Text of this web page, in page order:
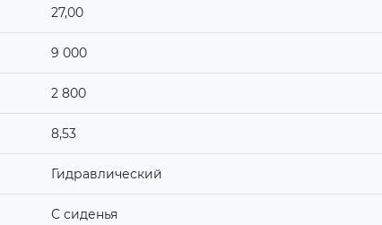
27,00
9 000
2 800
8,53
Гидравлический
С сиденья